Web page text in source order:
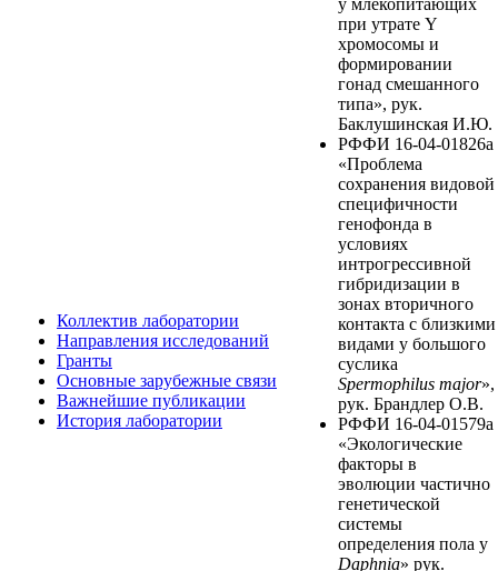
Коллектив лаборатории
Направления исследований
Гранты
Основные зарубежные связи
Важнейшие публикации
История лаборатории
у млекопитающих
при утрате Y
хромосомы и
формировании
гонад смешанного
типа», рук.
Баклушинская И.Ю.
РФФИ 16-04-01826а
«Проблема
сохранения видовой
специфичности
генофонда в
условиях
интрогрессивной
гибридизации в
зонах вторичного
контакта с близкими
видами у большого
суслика
Spermophilus major»,
рук. Брандлер О.В.
РФФИ 16-04-01579а
«Экологические
факторы в
эволюции частично
генетической
системы
определения пола у
Daphnia» рук.